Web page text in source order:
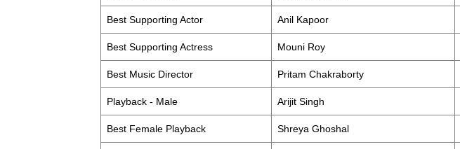
Best Supporting Actor Anil Kapoor
Best Supporting Actress Mouni Roy
Best Music Director Pritam Chakraborty
Playback - Male Arijit Singh
Best Female Playback Shreya Ghoshal